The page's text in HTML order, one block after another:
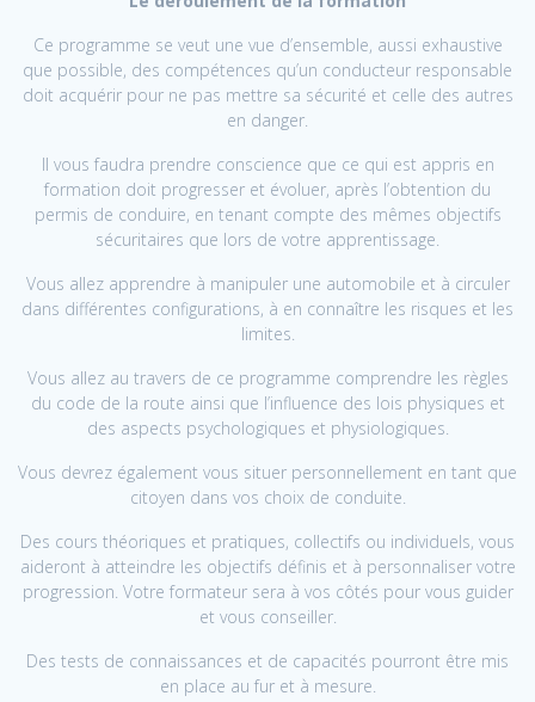
Ce programme se veut une vue d’ensemble, aussi exhaustive
que possible, des compétences qu’un conducteur responsable
doit acquérir pour ne pas mettre sa sécurité et celle des autres
en danger.
Il vous faudra prendre conscience que ce qui est appris en
formation doit progresser et évoluer, après l’obtention du
permis de conduire, en tenant compte des mêmes objectifs
sécuritaires que lors de votre apprentissage.
Vous allez apprendre à manipuler une automobile et à circuler
dans différentes configurations, à en connaître les risques et les
limites.
Vous allez au travers de ce programme comprendre les règles
du code de la route ainsi que l’influence des lois physiques et
des aspects psychologiques et physiologiques.
Vous devrez également vous situer personnellement en tant que
citoyen dans vos choix de conduite.
Des cours théoriques et pratiques, collectifs ou individuels, vous
aideront à atteindre les objectifs définis et à personnaliser votre
progression. Votre formateur sera à vos côtés pour vous guider
et vous conseiller.
Des tests de connaissances et de capacités pourront être mis
en place au fur et à mesure.